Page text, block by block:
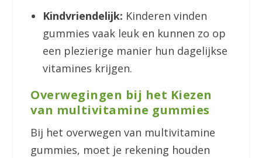
Kindvriendelijk: Kinderen vinden
gummies vaak leuk en kunnen zo op
een plezierige manier hun dagelijkse
vitamines krijgen.
Overwegingen bij het Kiezen
van multivitamine gummies
Bij het overwegen van multivitamine
gummies, moet je rekening houden